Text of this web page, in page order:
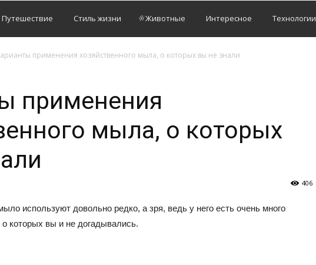
Путешествие Стиль жизни Животные Интересное Технологии
применения хозяйственного мыла, о которых вы не знали
применения
мыла, о которых
406
используют довольно редко, а зря, ведь у него есть очень много
которых вы и не догадывались.